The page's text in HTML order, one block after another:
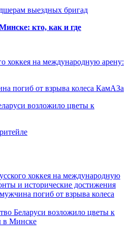
выездных бригад
кто, как и где
хоккея на международную арену:
погиб от взрыва колеса КамАЗа
возложило цветы к
хоккея на международную
и исторические достижения
погиб от взрыва колеса
Беларуси возложило цветы к
в Минске